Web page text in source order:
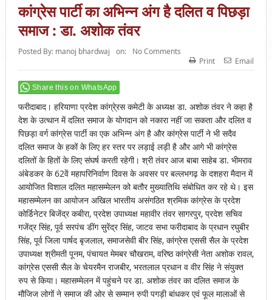
कांग्रेस पार्टी का अभिन्न अंग है दलित व पिछड़ा
समाज : डा. अशोक तंवर
Posted By: manoj bhardwaj on:
No Comments
Print
Email
Share this on WhatsApp
फरीदाबाद। हरियाणा प्रदेश कांग्रे्रस कमेटी के अध्यक्ष डा. अशोक तंवर ने कहा है
देश के उत्थान में दलित समाज के योगदान को नकारा नहीं जा सकता और दलित व
पिछड़ा वर्ग कांग्रेस पार्टी का एक अभिन्न अंग है और कांग्रेस पार्टी ने भी सदैव
दलित समाज के हकों के लिए हर स्तर पर लड़ाई लड़ी है और आगे भी कांग्रेस
दलितों के हितों के लिए संघर्ष करती रहेगी। श्री तंवर आज बाबा साहेब डा. भीमराव
अंबेडकर के 62वें महापरिनिर्वाण दिवस के अवसर पर बल्लभगढ़ के दशहरा मैदान में
आयोजित विशाल दलित महासम्मेलन को बतौर मुख्यातिथि संबोधित कर रहे थे। इस
महासम्मेलन का आयोजन अखिल भारतीय असंगठित श्रमिक कांग्रेस के प्रदेश
कोर्डिनेटर बिजेंद्र कबीरा, प्रदेश उपाध्यक्ष महावीर तंवर सागरपुर, प्रदेश सचिव
गजेंद्र सिंह, पूर्व सरपंच डींग सुरेंद्र सिंह, जाटव सभा फरीदाबाद के प्रधान रघुबीर
सिंह, पूर्व जिला पार्षद बृजलाल, समाजसेवी बीर सिंह, कांग्रेस एससी सैल के प्रदेश
उपाध्यक्ष श्रीमती पूनम, पंचायत मेमबर चौखराम, वरिष्ठ कांग्रेसी नेता अशोक रावल,
कांग्रेस एससी सैल के चेयरमैन राजबीर, भरतलाल प्रधान व वीर सिंह ने संयुक्त
रुप से किया। महासम्मेलन में पहुंचने पर डा. अशोक तंवर का दलित समाज के
मौजिज लोगों ने समाज की ओर से सम्मान रुपी पगड़ी बांधकर एवं फूल मालाओं से